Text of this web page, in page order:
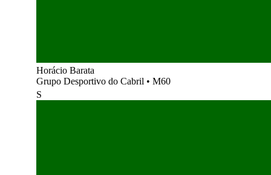
Horácio Barata
Grupo Desportivo do Cabril • M60
S